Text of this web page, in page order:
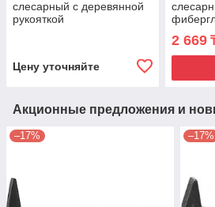
слесарный с деревянной
рукояткой
Цену уточняйте
2 669
Акционные предложения и
–17% –17%